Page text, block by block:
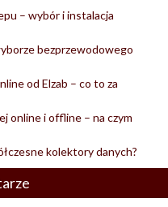
– wybór i instalacja
bezprzewodowego
od Elzab – co to za
online i offline – na czym
kolektory danych?